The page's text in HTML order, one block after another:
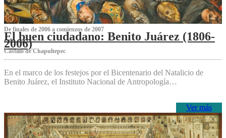
De finales de 2006 a comienzos de 2007
El buen ciudadano: Benito Juárez (1806-
2006)
Castillo de Chapultepec
En el marco de los festejos por el Bicentenario del Natalicio de
Benito Juárez, el Instituto Nacional de Antropología…
Ver más